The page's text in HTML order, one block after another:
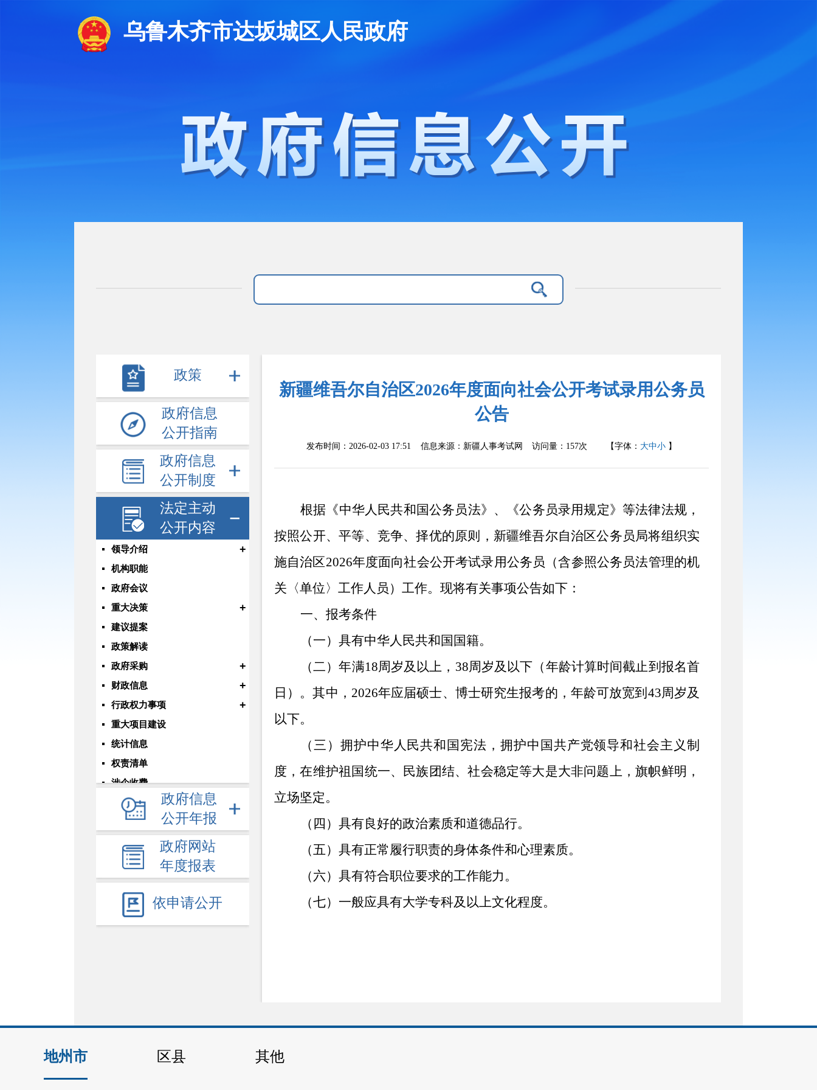
乌鲁木齐市达坂城区人民政府
政策
政府信息
公开指南
政府信息
公开制度
法定主动
公开内容
领导介绍 +
机构职能
政府会议
重大决策
+
建议提案
政策解读
政府采购
+
财政信息 +
行政权力事项 +
重大项目建设
统计信息
权责清单
涉企收费
重点领域信息
公共资源配置
公务员考录
政务五公开
政府信息
公开年报
政府网站
年度报表
依申请公开
新疆维吾尔自治区2026年度面向社会公开考试录用公务员
公告
发布时间：2026-02-03 17:51 信息来源： 新疆人事考试网 访问量： 157次 【字体： 大中小 】
根据 《中华人民共和国公务员法》、
《公务员录用规定》等法律法规，
按照公开、平等、竞争、择优的原则，新疆维吾尔自治区公务员局将组织实
施自治区2026年度面向社会公开考试录用公务员（含参照公务员法管理的机
关〈单位〉工作人员）工作。现将有关事项公告如下：
一、报考条件
（一） 具有中华人民共和国国籍。
（二）年满18周岁及以上， 38周岁及以下（年龄计算时间截止到报名首
日）。其中， 2026年应届硕士、博士研究生报考的，年龄可放宽到 43周岁及
以下。
（三） 拥护中华人民共和国宪法，拥护中国共产党领导和社会主义制
度，在维护祖国统一、民族团结、社会稳定等大是大非问题上，旗帜鲜明，
立场坚定。
（四） 具有良好的政治素质和道德品行。
（五） 具有正常履行职责的身体条件和心理素质。
（六） 具有符合职位要求的工作能力。
（七） 一般应具有大学专科及以上文化程度。
新疆户籍人员的配偶、子女和未婚兄弟姐妹可视同关系人工作所在地户籍，
可报考专门面向新疆户籍（生源）或当地户籍（生源）招考的职位；
地州市 区县 其他